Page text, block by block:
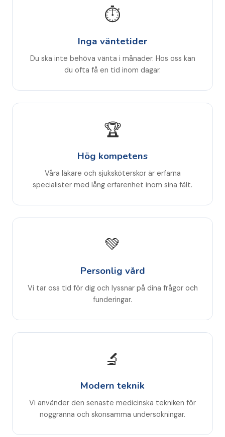
⏱️
Inga väntetider
Du ska inte behöva vänta i månader. Hos oss kan
du ofta få en tid inom dagar.
🏆
Hög kompetens
Våra läkare och sjuksköterskor är erfarna
specialister med lång erfarenhet inom sina fält.
💚
Personlig vård
Vi tar oss tid för dig och lyssnar på dina frågor och
funderingar.
🔬
Modern teknik
Vi använder den senaste medicinska tekniken för
noggranna och skonsamma undersökningar.